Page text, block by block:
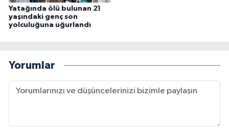
Yatağında ölü bulunan 21
yaşındaki genç son
yolculuğuna uğurlandı
Yorumlar